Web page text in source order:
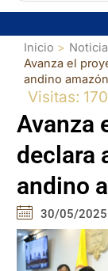
Inicio
Avanza el
andino
Visitas: 170
Avanza
declara
andino
30/05/2025